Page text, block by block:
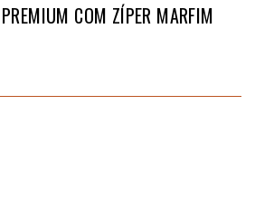
COM ZÍPER MARFIM